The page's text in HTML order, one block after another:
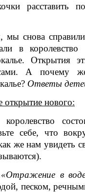
расставить
снова
в королевство
Открытия
А почему же
Ответы
открытие нового:
себе, что
же нам увидеть
в
песком,